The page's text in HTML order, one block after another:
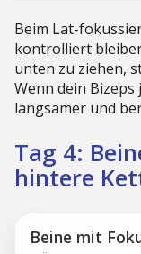
Beim Lat-
kontrolliert
unten zu ziehen,
Wenn dein
langsamer und
Tag 4:
hintere
Beine mit